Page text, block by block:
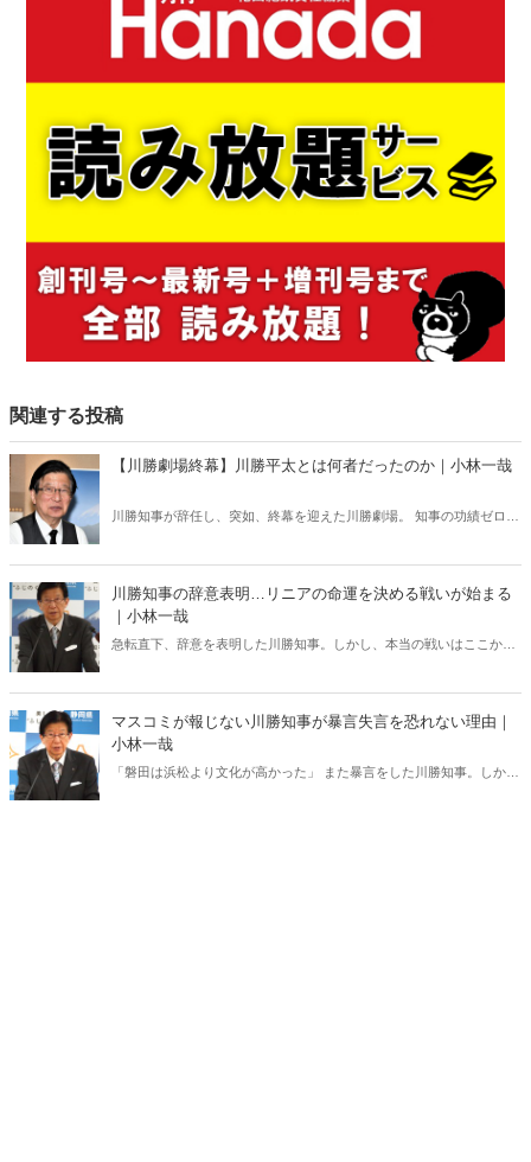
関連する投稿
【川勝劇場終幕】川勝平太とは何者だったのか｜小林一哉
川勝知事が辞任し、突如、終幕を迎えた川勝劇場。 知事の功績ゼロの
川勝知事の辞意表明…リニアの命運を決める戦いが始まる
｜小林一哉
急転直下、辞意を表明した川勝知事。しかし、本当の戦いはここから
マスコミが報じない川勝知事が暴言失言を恐れない理由｜
小林一哉
「磐田は浜松より文化が高かった」 また暴言をした川勝知事。しか